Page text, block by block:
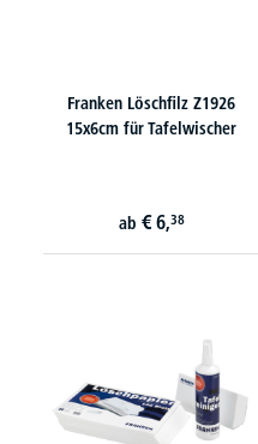
Franken Löschfilz Z1926
15x6cm für Tafelwischer
ab € 6,38